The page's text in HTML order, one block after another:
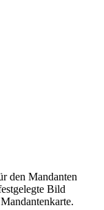
den Mandanten
Bild